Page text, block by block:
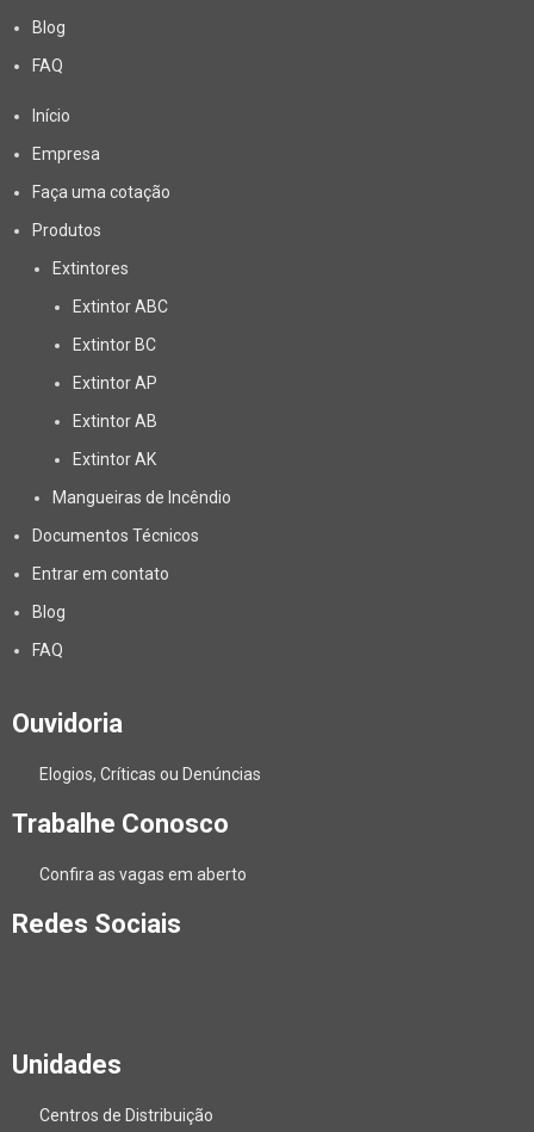
Blog
FAQ
Início
Empresa
Faça uma cotação
Produtos
Extintores
Extintor ABC
Extintor BC
Extintor AP
Extintor AB
Extintor AK
Mangueiras de Incêndio
Documentos Técnicos
Entrar em contato
Blog
FAQ
Ouvidoria
Elogios, Críticas ou Denúncias
Trabalhe Conosco
Confira as vagas em aberto
Redes Sociais
Unidades
Centros de Distribuição